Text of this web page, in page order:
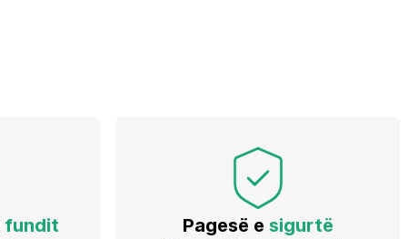
fundit Pagesë e sigurtë